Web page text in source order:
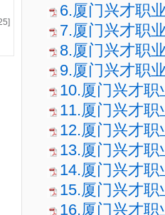
6.厦门兴才职
7.厦门兴才职
8.厦门兴才职
9.厦门兴才职
10.厦门兴才
11.厦门兴才
12.厦门兴才
13.厦门兴才
14.厦门兴才
15.厦门兴才
16.厦门兴才